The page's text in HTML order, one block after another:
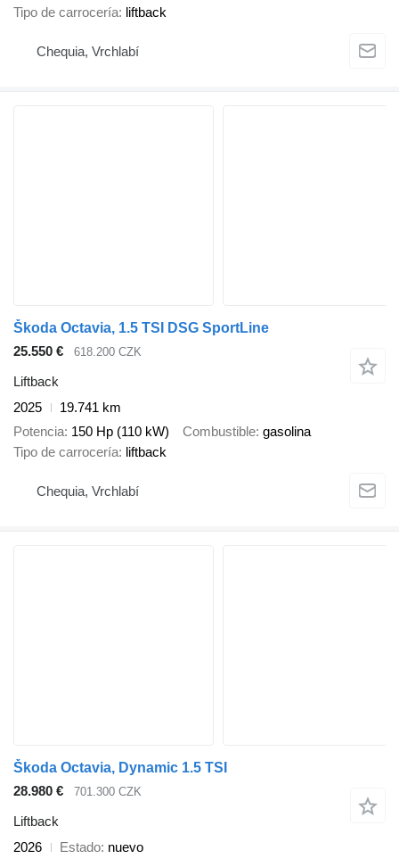
Tipo de carrocería liftback
Chequia, Vrchlabí
Škoda Octavia, 1.5 TSI DSG SportLine
25.550 €
618.200 CZK
Liftback
2025
19.741 km
Potencia 150 Hp (110 kW) Combustible gasolina
Tipo de carrocería liftback
Chequia, Vrchlabí
Škoda Octavia, Dynamic 1.5 TSI
28.980 €
701.300 CZK
Liftback
2026
Estado nuevo